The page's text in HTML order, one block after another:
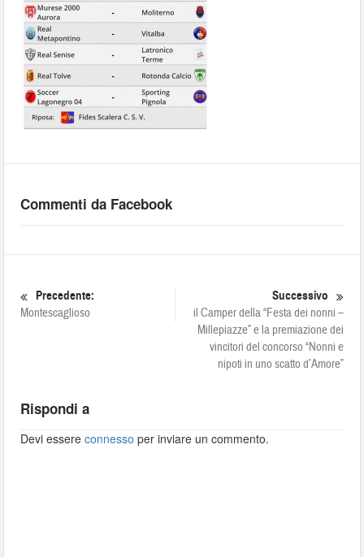
Commenti da Facebook
Precedente:
Montescaglioso
Successivo
il Camper della “Festa dei nonni –
Millepiazze” e la premiazione dei
vincitori del concorso “Nonni e
nipoti in uno scatto d’Amore”
Rispondi a
Devi essereconnesso per inviare un commento.